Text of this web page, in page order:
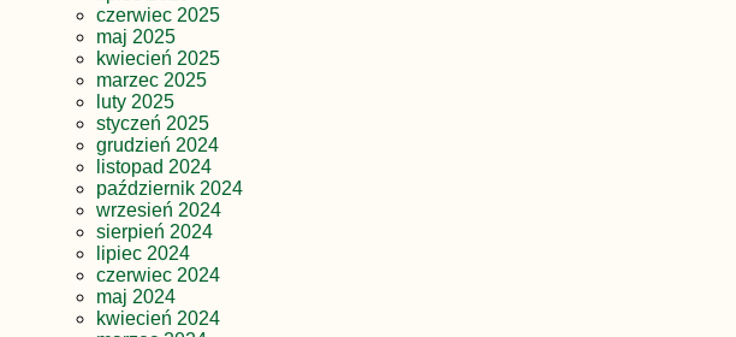
czerwiec 2025
maj 2025
kwiecień 2025
marzec 2025
luty 2025
styczeń 2025
grudzień 2024
listopad 2024
październik 2024
wrzesień 2024
sierpień 2024
lipiec 2024
czerwiec 2024
maj 2024
kwiecień 2024